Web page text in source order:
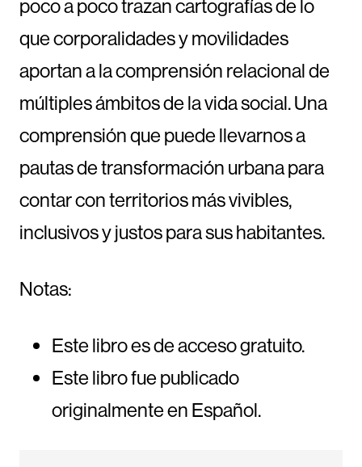
poco a poco trazan cartografías de lo
que corporalidades y movilidades
aportan a la comprensión relacional de
múltiples ámbitos de la vida social. Una
comprensión que puede llevarnos a
pautas de transformación urbana para
contar con territorios más vivibles,
inclusivos y justos para sus habitantes.
Notas:
Este libro es de acceso gratuito.
Este libro fue publicado
originalmente en Español.